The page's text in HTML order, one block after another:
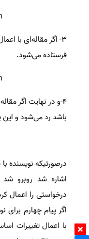
3- اگر مقاله‌ای با
فرستاده می‌شود.
4-و در نهایت اگر
باشد رد می‌شود و این
درصورتیکه نویسنده
اشاره شد روبرو
درخواستی را اعمال
اگر پیام چهارم برای
با اعمال تغییرات